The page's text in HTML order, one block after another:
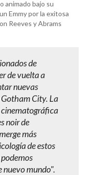
animado bajo su
Emmy por la exitosa
Reeves y Abrams
de
de vuelta a
nuevas
City. La
cinematográfica
noir de
más
de estos
nuevo mundo".